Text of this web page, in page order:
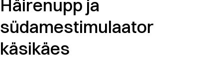
Häirenupp ja
südamestimulaator
käsikäes